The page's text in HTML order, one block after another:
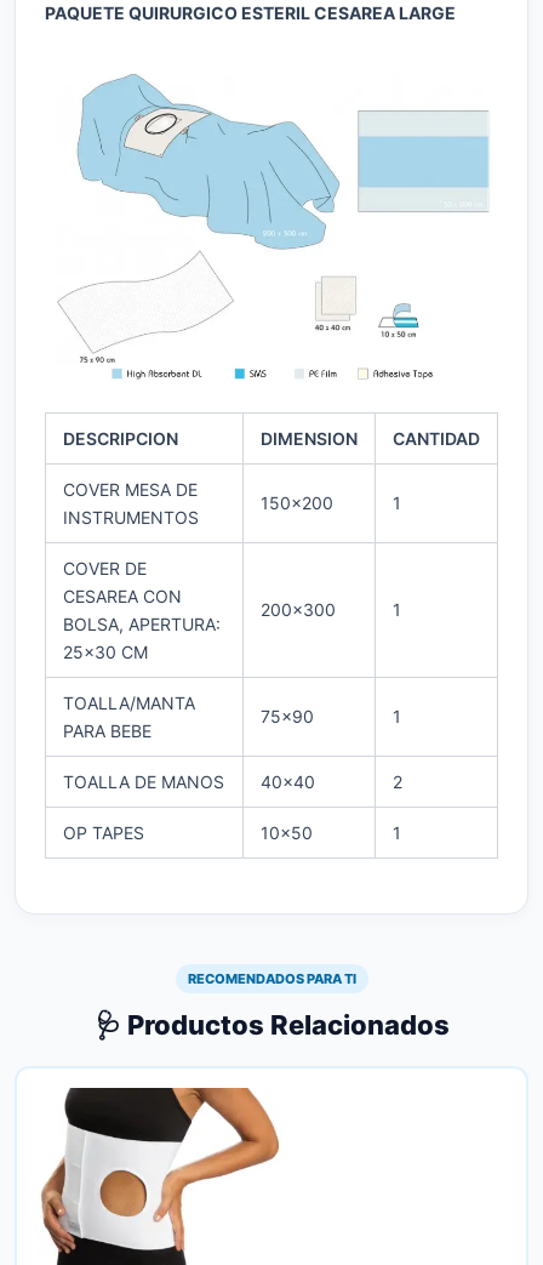
PAQUETE QUIRURGICO ESTERIL CESAREA LARGE
DESCRIPCION DIMENSION CANTIDAD
COVER MESA DE
INSTRUMENTOS
150×200 1
COVER DE
CESAREA CON
BOLSA, APERTURA:
25×30 CM
200×300 1
TOALLA/MANTA
PARA BEBE
75×90 1
TOALLA DE MANOS 40×40 2
OP TAPES 10×50 1
RECOMENDADOS PARA TI
🩺 Productos Relacionados